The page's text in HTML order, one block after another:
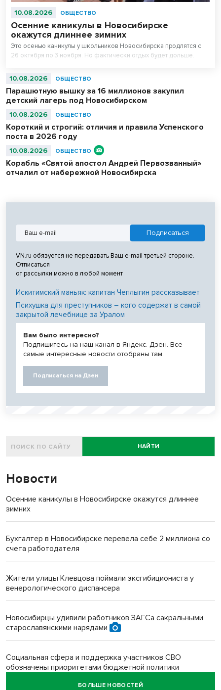
10.08.2026 ОБЩЕСТВО
Осенние каникулы в Новосибирске
окажутся длиннее зимних
Это осенью каникулы у школьников Новосибирска продлятся с
26 октября по 3 ноября. Но фактически отдых будет дольше.
10.08.2026 ОБЩЕСТВО
Парашютную вышку за 16 миллионов закупил
детский лагерь под Новосибирском
10.08.2026 ОБЩЕСТВО
Короткий и строгий: отличия и правила Успенского
поста в 2026 году
10.08.2026 ОБЩЕСТВО
Корабль «Святой апостол Андрей Первозванный»
отчалил от набережной Новосибирска
VN.ru обязуется не передавать Ваш e-mail третьей стороне.
Отписаться
от рассылки можно в любой момент
Искитимский маньяк: капитан Чеплыгин рассказывает
Психушка для преступников – кого содержат в самой
закрытой лечебнице за Уралом
Вам было интересно?
Подпишитесь на наш канал в Яндекс. Дзен. Все
самые интересные новости отобраны там.
Подписаться на Дзен
НАЙТИ
Новости
Осенние каникулы в Новосибирске окажутся длиннее
зимних
Бухгалтер в Новосибирске перевела себе 2 миллиона со
счета работодателя
Жители улицы Клевцова поймали эксгибициониста у
венерологического диспансера
Новосибирцы удивили работников ЗАГСа сакральными
старославянскими нарядами
Социальная сфера и поддержка участников СВО
обозначены приоритетами бюджетной политики
БОЛЬШЕ НОВОСТЕЙ